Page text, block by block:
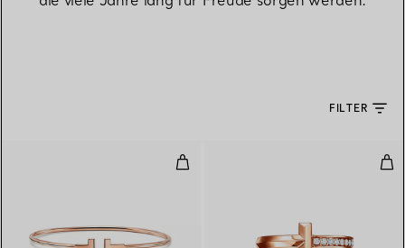
FILTER
Schmaler Wire Armreif in T